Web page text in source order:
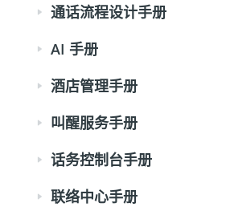
通话流程设计手册
AI 手册
酒店管理手册
叫醒服务手册
话务控制台手册
联络中心手册